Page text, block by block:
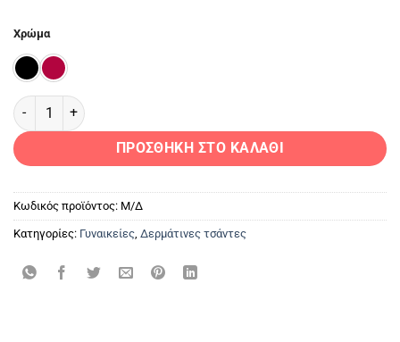
Χρώμα
PG-1917 Γυναικεία Δερμάτινη Τσάντα Nubuck ποσότητα
ΠΡΟΣΘΉΚΗ ΣΤΟ ΚΑΛΆΘΙ
Κωδικός προϊόντος: Μ/Δ
Κατηγορίες: Γυναικείες Δερμάτινες τσάντες